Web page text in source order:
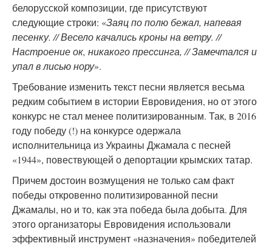
белорусской композиции, где присутствуют
следующие строки: «Заяц по полю бежал, напевая
песенку. // Весело качались кроны на ветру. //
Настроение ок, никакого прессинга, // Замечтался и
упал в лисью нору».
Требование изменить текст песни является весьма
редким событием в истории Евровидения, но от этого
конкурс не стал менее политизированным. Так, в 2016
году победу (!) на конкурсе одержала
исполнительница из Украины Джамала с песней
«1944», повествующей о депортации крымских татар.
Причем достоин возмущения не только сам факт
победы откровенно политизированной песни
Джамалы, но и то, как эта победа была добыта. Для
этого организаторы Евровидения использовали
эффективный инструмент «назначения» победителей